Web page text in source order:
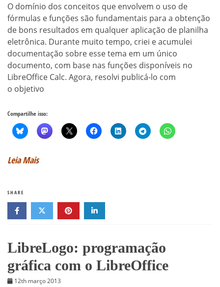
O domínio dos conceitos que envolvem o uso de
fórmulas e funções são fundamentais para a obtenção
de bons resultados em qualquer aplicação de planilha
eletrônica. Durante muito tempo, criei e acumulei
documentação sobre esse tema em um único
documento, com base nas funções disponíveis no
LibreOffice Calc. Agora, resolvi publicá-lo com
o objetivo
Compartilhe isso:
Leia Mais
SHARE
LibreLogo: programação
gráfica com o LibreOffice
12th março 2013